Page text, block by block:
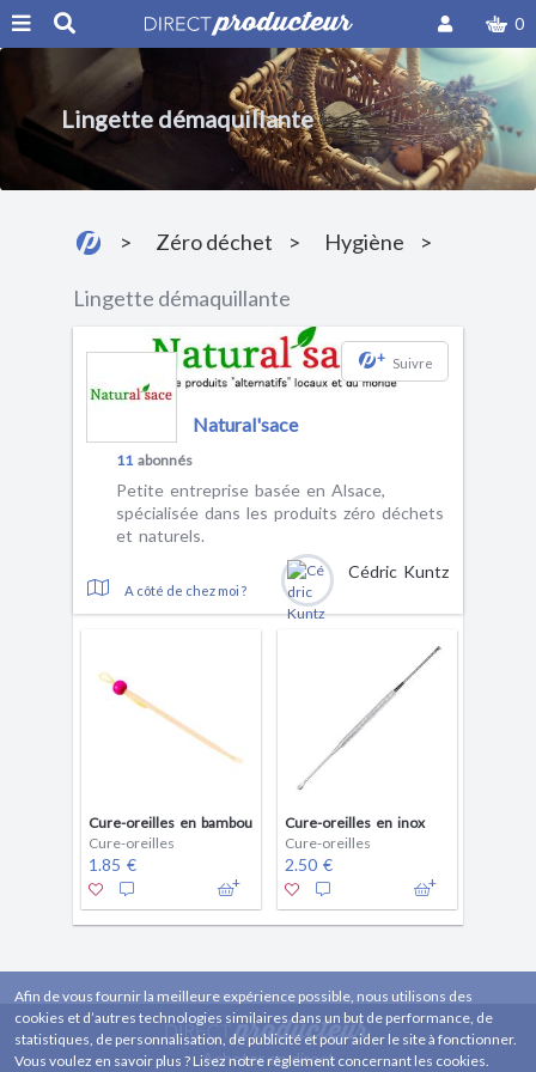
0
Lingette démaquillante
Zéro déchet Hygiène
Lingette démaquillante
+ Suivre
Natural'sace
11abonnés
Petite entreprise basée en Alsace,
spécialisée dans les produits zéro déchets
et naturels.
A côté de chez moi ?
Cédric Kuntz
Cure-oreilles en bambou
Cure-oreilles
1.85 €
Cure-oreilles en inox
Cure-oreilles
2.50 €
Acheter en direct
Afin de vous fournir la meilleure expérience possible, nous utilisons des
cookies et d’autres technologies similaires dans un but de performance, de
statistiques, de personnalisation, de publicité et pour aider le site à fonctionner.
Vous voulez en savoir plus ? Lisez notre règlement concernant les cookies.